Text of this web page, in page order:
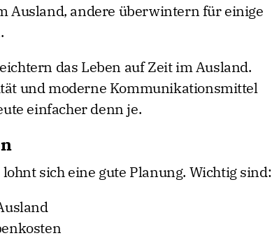
Ausland, andere überwintern für einige
das Leben auf Zeit im Ausland.
und moderne Kommunikationsmittel
einfacher denn je.
sich eine gute Planung. Wichtig sind: